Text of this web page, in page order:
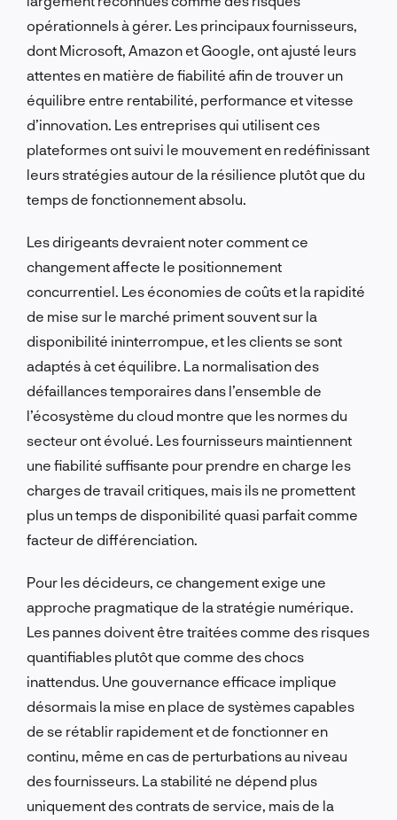
opérationnels à gérer. Les principaux fournisseurs,
dont Microsoft, Amazon et Google, ont ajusté leurs
attentes en matière de fiabilité afin de trouver un
équilibre entre rentabilité, performance et vitesse
d’innovation. Les entreprises qui utilisent ces
plateformes ont suivi le mouvement en redéfinissant
leurs stratégies autour de la résilience plutôt que du
temps de fonctionnement absolu.
Les dirigeants devraient noter comment ce
changement affecte le positionnement
concurrentiel. Les économies de coûts et la rapidité
de mise sur le marché priment souvent sur la
disponibilité ininterrompue, et les clients se sont
adaptés à cet équilibre. La normalisation des
défaillances temporaires dans l’ensemble de
l’écosystème du cloud montre que les normes du
secteur ont évolué. Les fournisseurs maintiennent
une fiabilité suffisante pour prendre en charge les
charges de travail critiques, mais ils ne promettent
plus un temps de disponibilité quasi parfait comme
facteur de différenciation.
Pour les décideurs, ce changement exige une
approche pragmatique de la stratégie numérique.
Les pannes doivent être traitées comme des risques
quantifiables plutôt que comme des chocs
inattendus. Une gouvernance efficace implique
désormais la mise en place de systèmes capables
de se rétablir rapidement et de fonctionner en
continu, même en cas de perturbations au niveau
des fournisseurs. La stabilité ne dépend plus
uniquement des contrats de service, mais de la